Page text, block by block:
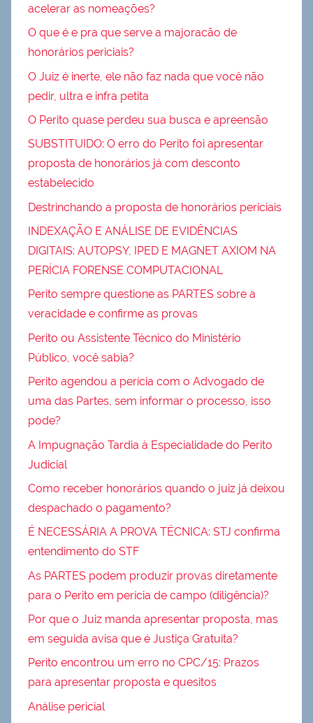
acelerar as nomeações?
O que é e pra que serve a majoracão de
honorários periciais?
O Juiz é inerte, ele não faz nada que você não
pedir, ultra e infra petita
O Perito quase perdeu sua busca e apreensão
SUBSTITUIDO: O erro do Perito foi apresentar
proposta de honorários já com desconto
estabelecido
Destrinchando a proposta de honorários periciais
INDEXAÇÃO E ANÁLISE DE EVIDÊNCIAS
DIGITAIS: AUTOPSY, IPED E MAGNET AXIOM NA
PERÍCIA FORENSE COMPUTACIONAL
Perito sempre questione as PARTES sobre a
veracidade e confirme as provas
Perito ou Assistente Técnico do Ministério
Público, você sabia?
Perito agendou a perícia com o Advogado de
uma das Partes, sem informar o processo, isso
pode?
A Impugnação Tardia à Especialidade do Perito
Judicial
Como receber honorários quando o juiz já deixou
despachado o pagamento?
É NECESSÁRIA A PROVA TÉCNICA: STJ confirma
entendimento do STF
As PARTES podem produzir provas diretamente
para o Perito em perícia de campo (diligência)?
Por que o Juiz manda apresentar proposta, mas
em seguida avisa que é Justiça Gratuita?
Perito encontrou um erro no CPC/15: Prazos
para apresentar proposta e quesitos
Análise pericial